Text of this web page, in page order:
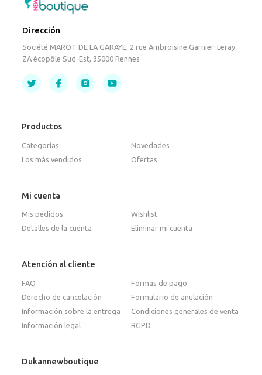
Dirección
Société MAROT DE LA GARAYE, 2 rue Ambroisine Garnier-Leray
ZA écopôle Sud-Est, 35000 Rennes
Productos
Categorías
Novedades
Los más vendidos
Ofertas
Mi cuenta
Mis pedidos
Wishlist
Detalles de la cuenta
Eliminar mi cuenta
Atención al cliente
FAQ
Formas de pago
Derecho de cancelación
Formulario de anulación
Información sobre la entrega
Condiciones generales de venta
Información legal
RGPD
Dukannewboutique